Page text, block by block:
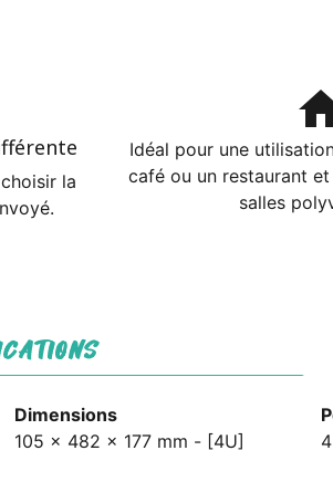
la
Idéal pour une
café ou un restaurant
salles
Dimensions
105 x 482 x 177 mm - [4U]